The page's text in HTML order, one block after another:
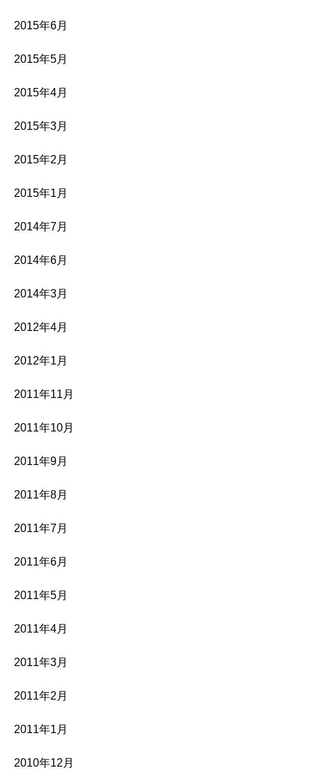
2015年6月
2015年5月
2015年4月
2015年3月
2015年2月
2015年1月
2014年7月
2014年6月
2014年3月
2012年4月
2012年1月
2011年11月
2011年10月
2011年9月
2011年8月
2011年7月
2011年6月
2011年5月
2011年4月
2011年3月
2011年2月
2011年1月
2010年12月